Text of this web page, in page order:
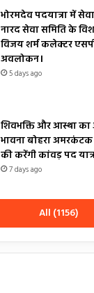
भोरमदेव पदयात्रा में
नारद सेवा समिति के
विजय शर्म कलेक्टर
अवलोकन।
5 days ago
शिवभक्ति और आस्था
भावना बोहरा
की करेंगी कांवड़ पद
7 days ago
All (1156)